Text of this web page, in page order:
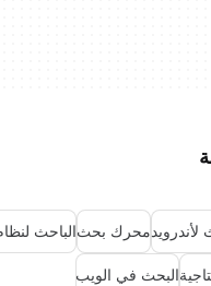
محرك بحثالباحث
البحث في الويب